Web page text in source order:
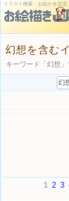
イラスト検索・お絵かき交流
幻想を含む
キーワード「幻想
1 2 3